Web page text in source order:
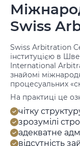
Swiss
Swiss Arbitration
інституцією в
International
знайомі
процесуальних
На практиці це
чітку
зрозумілі
адекватне
відсутність